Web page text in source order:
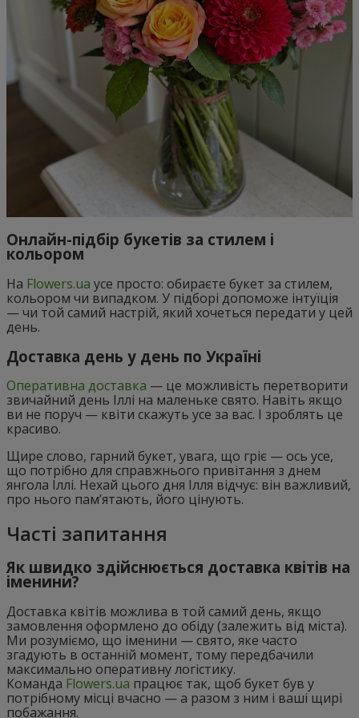
Онлайн-підбір букетів за стилем і
кольором
На Flowers.ua усе просто: обираєте букет за стилем,
кольором чи випадком. У підборі допоможе інтуїція
— чи той самий настрій, який хочеться передати у цей
день.
Доставка день у день по Україні
Оперативна доставка — це можливість перетворити
звичайний день Іллі на маленьке свято. Навіть якщо
ви не поруч — квіти скажуть усе за вас. І зроблять це
красиво.
Щире слово, гарний букет, увага, що гріє — ось усе,
що потрібно для справжнього привітання з днем
янгола Іллі. Нехай цього дня Ілля відчує: він важливий,
про нього пам’ятають, його цінують.
Часті запитання
Як швидко здійснюється доставка квітів на
іменини?
Доставка квітів можлива в той самий день, якщо
замовлення оформлено до обіду (залежить від міста).
Ми розуміємо, що іменини — свято, яке часто
згадують в останній момент, тому передбачили
максимально оперативну логістику.
Команда Flowers.ua працює так, щоб букет був у
потрібному місці вчасно — а разом з ним і ваші щирі
побажання.